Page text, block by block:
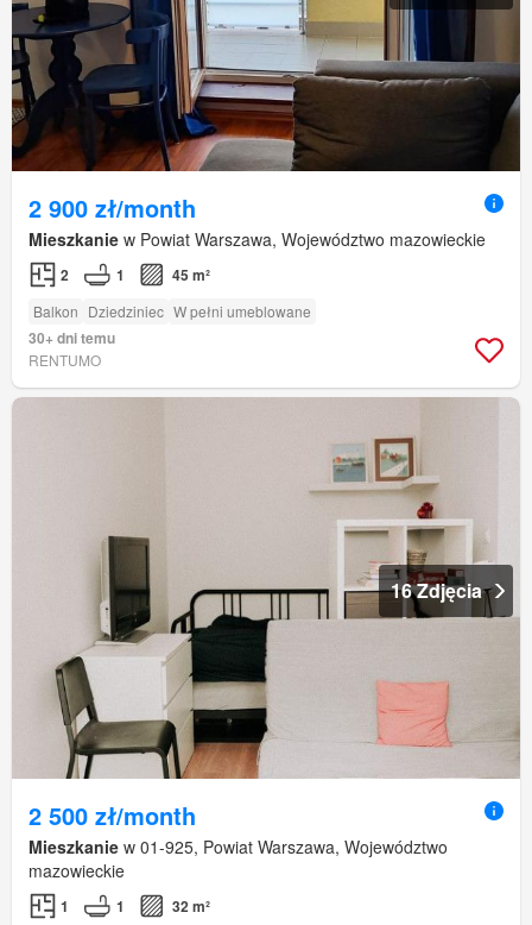
2 900 zł/month
Mieszkanie w Powiat Warszawa, Województwo mazowieckie
2 1 45 m²
Balkon Dziedziniec W pełni umeblowane
30+ dni temu
RENTUMO
16 Zdjęcia
2 500 zł/month
Mieszkanie w 01-925, Powiat Warszawa, Województwo
mazowieckie
1 1 32 m²